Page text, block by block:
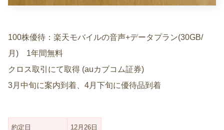
100株優待：楽天モバイルの音声+データプラン(30GB/
月) 1年間無料
クロス取引にて取得 (auカブコム証券)
3月中旬に案内到着、4月下旬に優待品到着
約定日 12月26日